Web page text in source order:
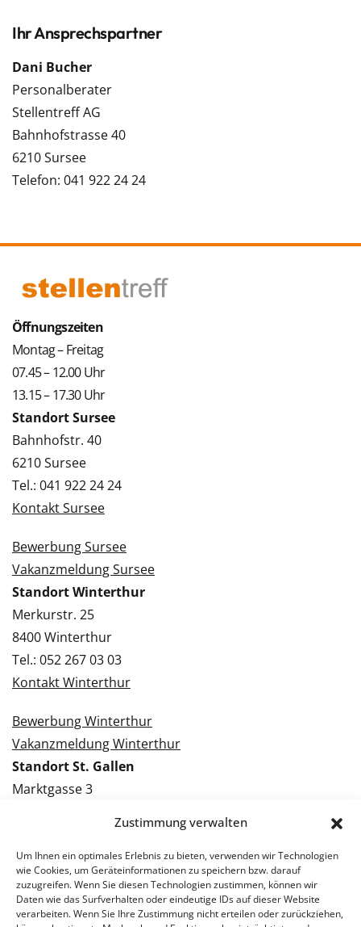
Zustimmung verwalten
Um Ihnen ein optimales Erlebnis zu bieten, verwenden wir Technologien
wie Cookies, um Geräteinformationen zu speichern bzw. darauf
zuzugreifen. Wenn Sie diesen Technologien zustimmen, können wir
Daten wie das Surfverhalten oder eindeutige IDs auf dieser Website
verarbeiten. Wenn Sie Ihre Zustimmung nicht erteilen oder zurückziehen,
Ihr Ansprechspartner
Dani Bucher
Personalberater
Stellentreff AG
Bahnhofstrasse 40
6210 Sursee
Telefon: 041 922 24 24
Öffnungszeiten
Montag – Freitag
07.45 – 12.00 Uhr
13.15 – 17.30 Uhr
Standort Sursee
Bahnhofstr. 40
6210 Sursee
Tel.: 041 922 24 24
Kontakt Sursee
Bewerbung Sursee
Vakanzmeldung Sursee
Standort Winterthur
Merkurstr. 25
8400 Winterthur
Tel.: 052 267 03 03
Kontakt Winterthur
Bewerbung Winterthur
Vakanzmeldung Winterthur
Standort St. Gallen
Marktgasse 3
Kontakt St. Gallen
Bewerbung St. Gallen
Vakanzmeldung St. Gallen